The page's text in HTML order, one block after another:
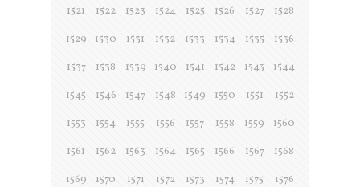
1521
1522 1523 1524 1525 1526 1527
1528
1529
1530 1531 1532 1533 1534 1535
1536
1537
1538 1539 1540 1541 1542 1543
1544
1545
1546 1547 1548 1549 1550 1551
1552
1553
1554 1555 1556 1557 1558 1559
1560
1561
1562 1563 1564 1565 1566 1567
1568
1569
1570 1571 1572 1573 1574 1575
1576